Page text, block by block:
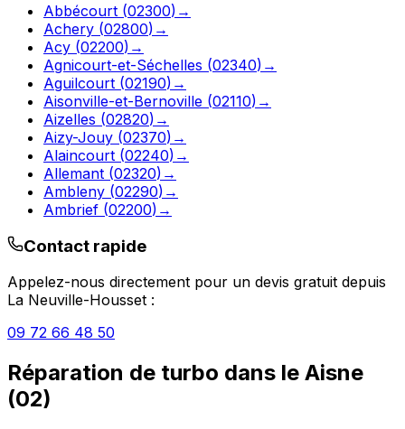
Abbécourt (02300) →
Achery (02800) →
Acy (02200) →
Agnicourt-et-Séchelles (02340) →
Aguilcourt (02190) →
Aisonville-et-Bernoville (02110) →
Aizelles (02820) →
Aizy-Jouy (02370) →
Alaincourt (02240) →
Allemant (02320) →
Ambleny (02290) →
Ambrief (02200) →
Contact rapide
Appelez-nous directement pour un devis gratuit depuis
La Neuville-Housset :
09 72 66 48 50
Réparation de turbo dans le Aisne
(02)